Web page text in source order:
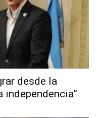
desde la
independencia”